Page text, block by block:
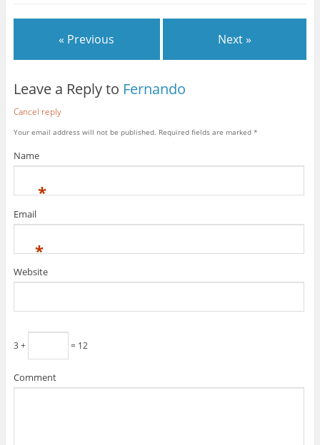
« Previous Next »
Leave a Reply to Fernando
Cancel reply
Your email address will not be published. Required fields are marked *
Name
*
Email
*
Website
3 + = 12
Comment